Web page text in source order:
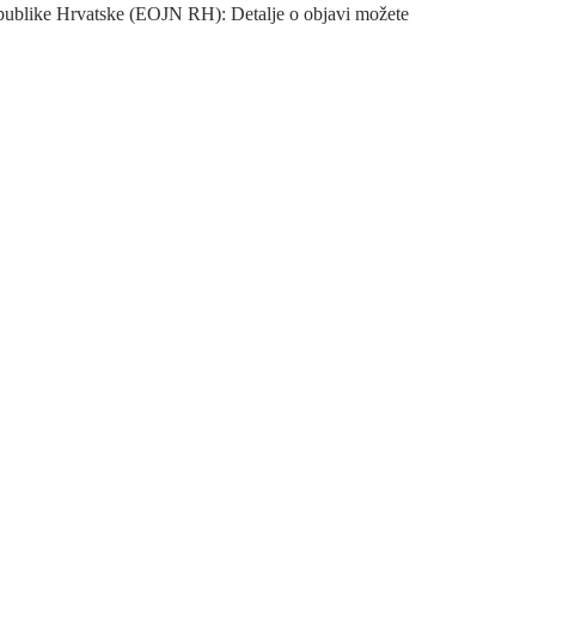
Hrvatske (EOJN RH): Detalje o objavi možete